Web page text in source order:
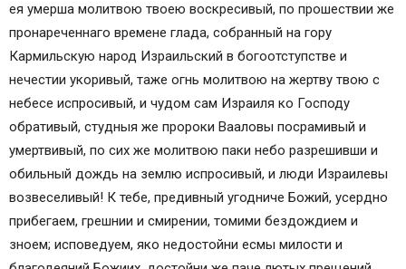
ея умерша молитвою твоею воскресивый, по прошествии же
пронареченнаго времене глада, собранный на гору
Кармильскую народ Израильский в богоотступстве и
нечестии укоривый, таже огнь молитвою на жертву твою с
небесе испросивый, и чудом сам Израиля ко Господу
обративый, студныя же пророки Вааловы посрамивый и
умертвивый, по сих же молитвою паки небо разрешивши и
обильный дождь на землю испросивый, и люди Израилевы
возвеселивый! К тебе, предивный угодниче Божий, усердно
прибегаем, грешнии и смирении, томими бездождием и
зноем; исповедуем, яко недостойни есмы милости и